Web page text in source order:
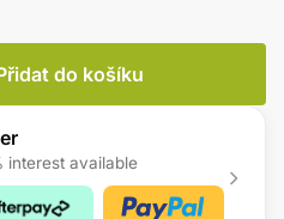
do košíku
interest available